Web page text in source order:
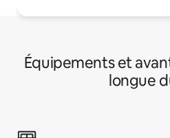
Équipements et
longue